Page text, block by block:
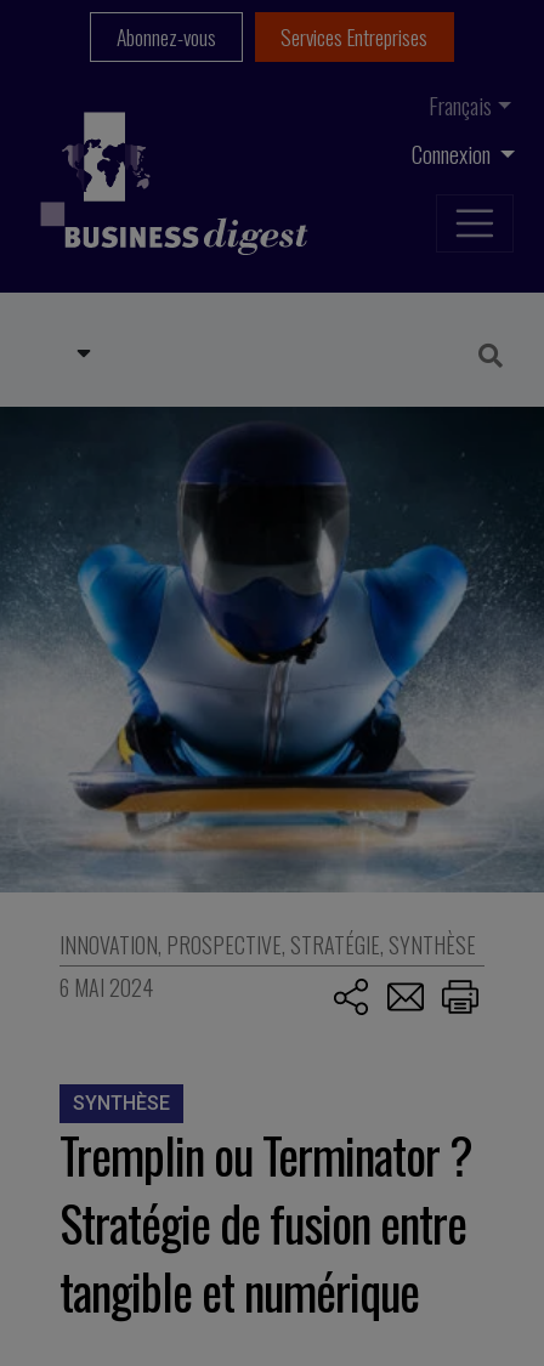
Connexion
Français
Abonnez-vous Services Entreprises
INNOVATION, PROSPECTIVE, STRATÉGIE, SYNTHÈSE
6 MAI 2024
SYNTHÈSE
Tremplin ou Terminator ?
Stratégie de fusion entre
tangible et numérique